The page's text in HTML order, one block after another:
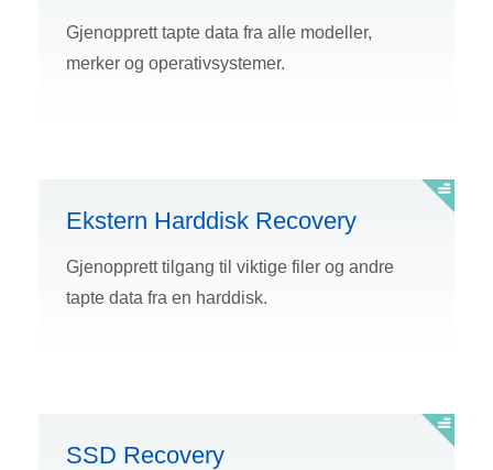
Gjenopprett tapte data fra alle modeller,
merker og operativsystemer.
Ekstern Harddisk Recovery
Gjenopprett tilgang til viktige filer og andre
tapte data fra en harddisk.
SSD Recovery